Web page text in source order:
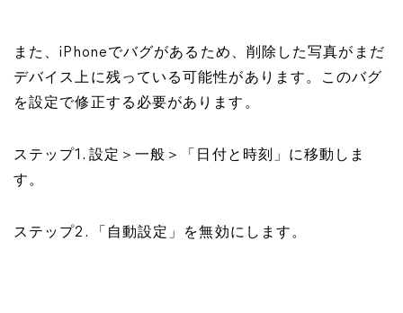
また、iPhoneでバグがあるため、削除した写真がまだ
デバイス上に残っている可能性があります。このバグ
を設定で修正する必要があります。
ステップ1. 設定＞一般＞「日付と時刻」に移動しま
す。
ステップ2. 「自動設定」を無効にします。